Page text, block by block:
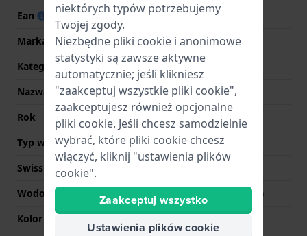
Ean
4549526345487
Marka
Casio
Kategoria
Vintage
Nazwa
Collection transparent
Rok
2023 Wiosna/Lato
Typ wyświetlacza
Cyfrowy
Swiss Made
Wodoodporność
1 Bar (niewodoodporny)
Kolor tarczy
Niebieski
niektórych typów potrzebujemy
Twojej zgody.
Niezbędne pliki cookie i anonimowe
statystyki są zawsze aktywne
automatycznie; jeśli klikniesz
"zaakceptuj wszystkie pliki cookie",
zaakceptujesz również opcjonalne
pliki cookie. Jeśli chcesz samodzielnie
wybrać, które pliki cookie chcesz
włączyć, kliknij "ustawienia plików
cookie".
Zaakceptuj wszystko
Ustawienia plików cookie